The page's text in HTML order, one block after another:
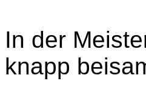
In der
knapp